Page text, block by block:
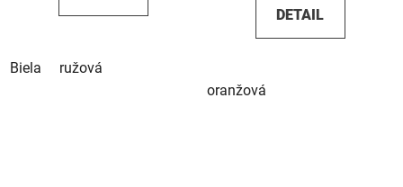
Biela ružová
DETAIL
oranžová